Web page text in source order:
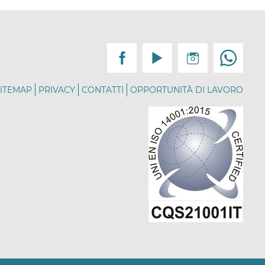
PRIVACY CONTATTI OPPORTUNITÀ DI LAVORO